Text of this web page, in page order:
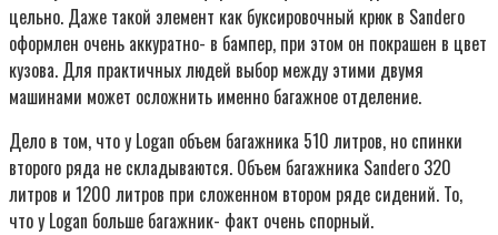
цельно. Даже такой элемент как буксировочный крюк в Sandero
оформлен очень аккуратно- в бампер, при этом он покрашен в цвет
кузова. Для практичных людей выбор между этими двумя
машинами может осложнить именно багажное отделение.
Дело в том, что у Logan объем багажника 510 литров, но спинки
второго ряда не складываются. Объем багажника Sandero 320
литров и 1200 литров при сложенном втором ряде сидений. То,
что у Logan больше багажник- факт очень спорный.